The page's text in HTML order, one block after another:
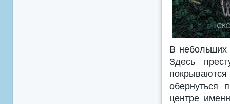
В небольших
Здесь
обернуться
центре